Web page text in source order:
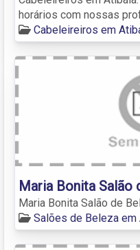
horários com nossas
Cabeleireiros em
Maria Bonita Salão
Maria Bonita Salão de
Salões de Beleza em